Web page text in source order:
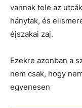
vannak tele az
hánytak, és
éjszakai zaj.
Ezekre azonban a
nem csak, hogy
egyenesen